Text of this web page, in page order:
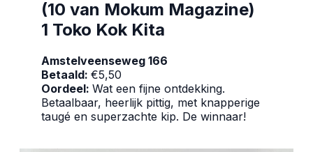
(10 van Mokum Magazine)
1 Toko Kok Kita
Amstelveenseweg 166
Betaald:€5,50
Oordeel:Wat een fijne ontdekking.
Betaalbaar, heerlijk pittig, met knapperige
taugé en superzachte kip. De winnaar!